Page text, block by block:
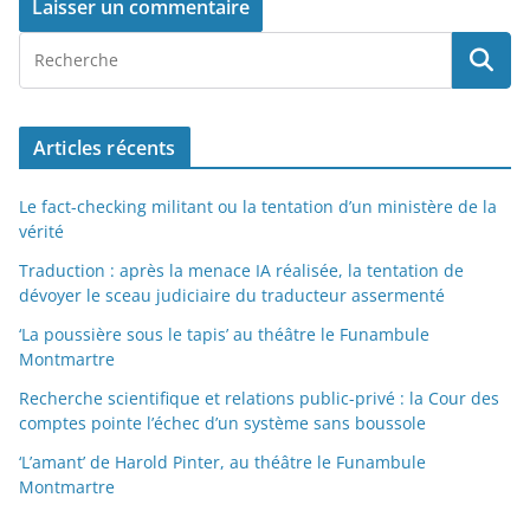
Articles récents
Le fact-checking militant ou la tentation d’un ministère de la
vérité
Traduction : après la menace IA réalisée, la tentation de
dévoyer le sceau judiciaire du traducteur assermenté
‘La poussière sous le tapis’ au théâtre le Funambule
Montmartre
Recherche scientifique et relations public-privé : la Cour des
comptes pointe l’échec d’un système sans boussole
‘L’amant’ de Harold Pinter, au théâtre le Funambule
Montmartre